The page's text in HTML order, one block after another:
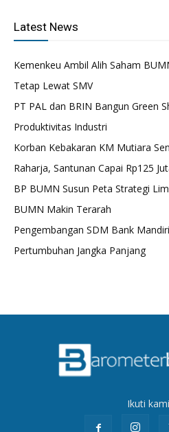
Latest News
Kemenkeu Ambil Alih Saham
Tetap Lewat SMV
PT PAL dan BRIN Bangun Green
Produktivitas Industri
Korban Kebakaran KM Mutiara
Raharja, Santunan Capai Rp125
BP BUMN Susun Peta Strategi
BUMN Makin Terarah
Pengembangan SDM Bank
Pertumbuhan Jangka Panjang
Ikuti